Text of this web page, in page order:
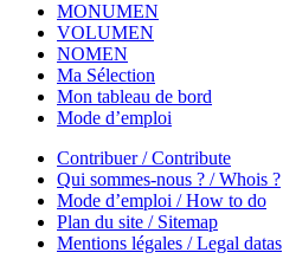
MONUMEN
VOLUMEN
NOMEN
Ma Sélection
Mon tableau de bord
Mode d’emploi
Contribuer / Contribute
Qui sommes-nous ? / Whois ?
Mode d’emploi / How to do
Plan du site / Sitemap
Mentions légales / Legal datas